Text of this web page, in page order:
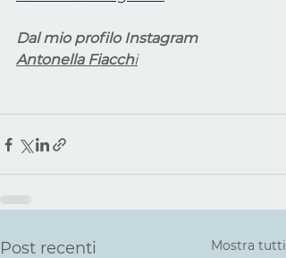
Dal mio profilo Instagram
Antonella Fiacchi
Post recenti Mostra tutti